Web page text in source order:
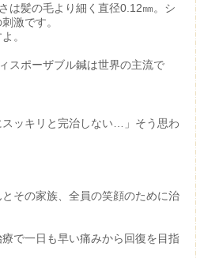
は髪の毛より細く直径0.12㎜。シ
激です。
。
スポーザブル鍼は世界の主流で
スッキリと完治しない…」そう思わ
その家族、全員の笑顔のために治
で一日も早い痛みから回復を目指